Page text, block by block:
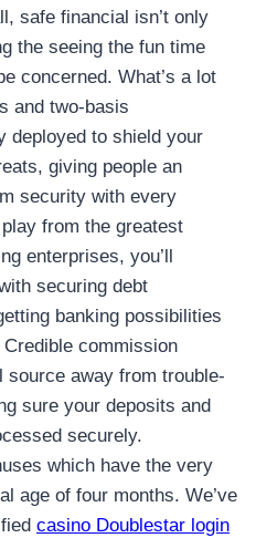
safe financial isn’t only
the seeing the fun time
concerned. What’s a lot
and two-basis
deployed to shield your
giving people an
security with every
from the greatest
enterprises, you’ll
securing debt
banking possibilities
commission
away from trouble-
sure your deposits and
securely.
which have the very
age of four months. We’ve
casino Doublestar login